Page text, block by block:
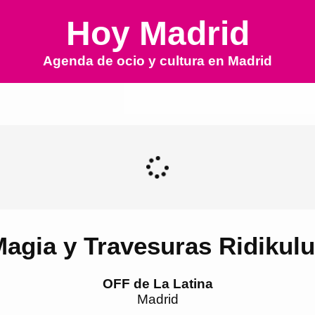
Hoy Madrid
Agenda de ocio y cultura en Madrid
y Travesuras
OFF de La Latina
Madrid